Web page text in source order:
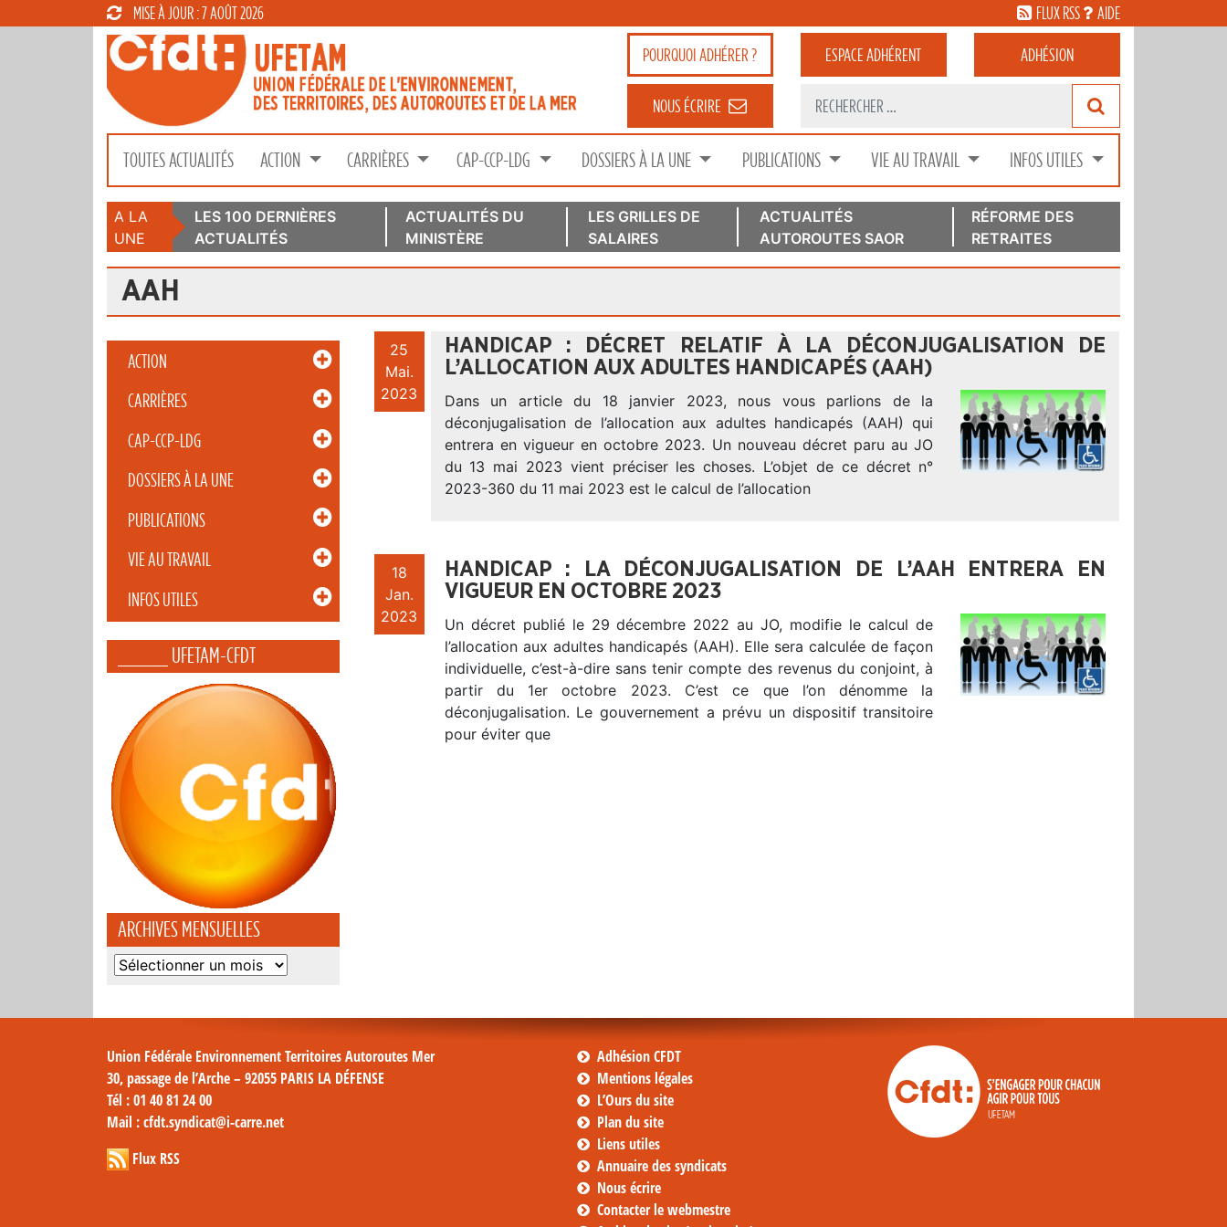
MISE À JOUR : 7 AOÛT 2026 FLUX RSS AIDE
POURQUOIADHÉRER ? ESPACEADHÉRENT ADHÉSION
NOUS ÉCRIRE
TOUTES ACTUALITÉS ACTION CARRIÈRES CAP-CCP-LDG DOSSIERS À LA UNE PUBLICATIONS VIE AU TRAVAIL INFOS UTILES
A LA
UNE
LES 100 DERNIÈRES
ACTUALITÉS
ACTUALITÉS DU
MINISTÈRE
LES GRILLES DE
SALAIRES
ACTUALITÉS
AUTOROUTES SAOR
RÉFORME DES
RETRAITES
AAH
ACTION
CARRIÈRES
CAP-CCP-LDG
DOSSIERS À LA UNE
PUBLICATIONS
VIE AU TRAVAIL
INFOS UTILES
_____ UFETAM-CFDT
ARCHIVES MENSUELLES
Archives
25
Mai.
2023
HANDICAP : DÉCRET RELATIF À LA DÉCONJUGALISATION DE
L’ALLOCATION AUX ADULTES HANDICAPÉS (AAH)
Dans un article du 18 janvier 2023, nous vous parlions de la
déconjugalisation de l’allocation aux adultes handicapés (AAH) qui
entrera en vigueur en octobre 2023. Un nouveau décret paru au JO
du 13 mai 2023 vient préciser les choses. L’objet de ce décret n°
2023-360 du 11 mai 2023 est le calcul de l’allocation
18
Jan.
2023
HANDICAP : LA DÉCONJUGALISATION DE L’AAH ENTRERA EN
VIGUEUR EN OCTOBRE 2023
Un décret publié le 29 décembre 2022 au JO, modifie le calcul de
l’allocation aux adultes handicapés (AAH). Elle sera calculée de façon
individuelle, c’est-à-dire sans tenir compte des revenus du conjoint, à
partir du 1er octobre 2023. C’est ce que l’on dénomme la
déconjugalisation. Le gouvernement a prévu un dispositif transitoire
pour éviter que
Union Fédérale Environnement Territoires Autoroutes Mer
30, passage de l’Arche – 92055 PARIS LA DÉFENSE
Tél : 01 40 81 24 00
Mail : cfdt.syndicat@i-carre.net
Flux RSS
Adhésion CFDT
Mentions légales
L’Ours du site
Plan du site
Liens utiles
Annuaire des syndicats
Nous écrire
Contacter le webmestre